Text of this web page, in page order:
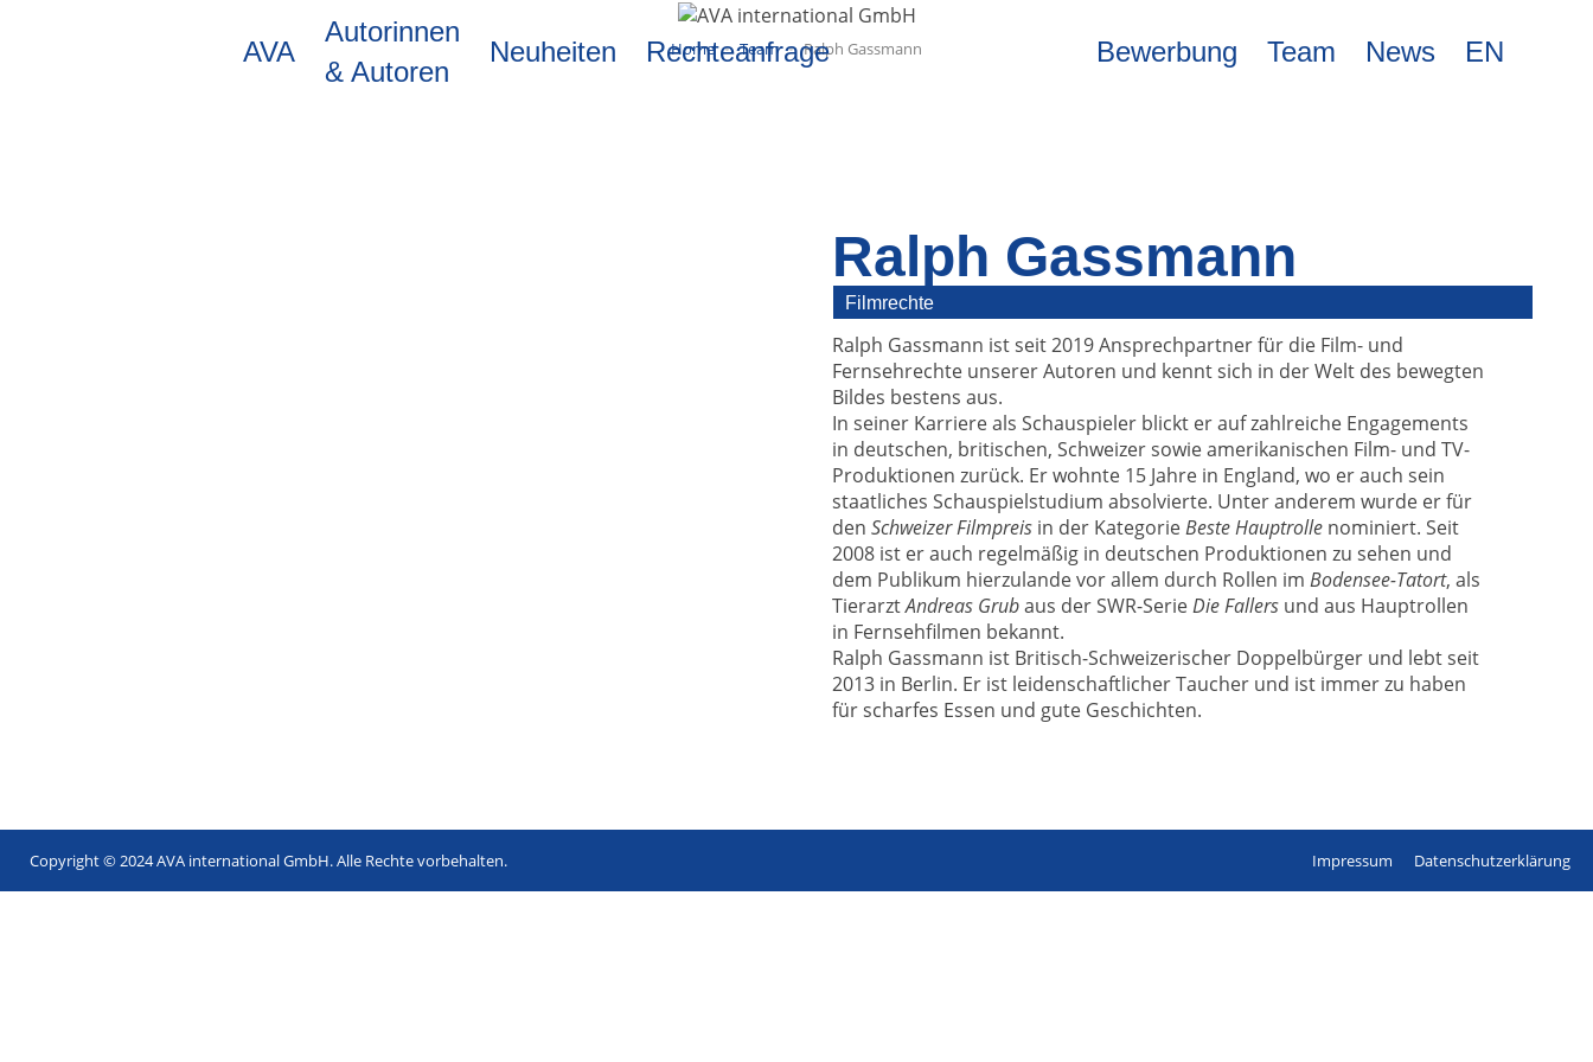
AVA
Autorinnen
& Autoren
Neuheiten Rechteanfrage Bewerbung Team News EN
Home Team Ralph Gassmann
Ralph Gassmann
Filmrechte
Ralph Gassmann ist seit 2019 Ansprechpartner für die Film- und
Fernsehrechte unserer Autoren und kennt sich in der Welt des bewegten
Bildes bestens aus.
In seiner Karriere als Schauspieler blickt er auf zahlreiche Engagements
in deutschen, britischen, Schweizer sowie amerikanischen Film- und TV-
Produktionen zurück. Er wohnte 15 Jahre in England, wo er auch sein
staatliches Schauspielstudium absolvierte. Unter anderem wurde er für
den Schweizer Filmpreis in der KategorieBeste Hauptrolle nominiert. Seit
2008 ist er auch regelmäßig in deutschen Produktionen zu sehen und
dem Publikum hierzulande vor allem durch Rollen im Bodensee-Tatort, als
TierarztAndreas Grubaus der SWR-SerieDie Fallers und aus Hauptrollen
in Fernsehfilmen bekannt.
Ralph Gassmann ist Britisch-Schweizerischer Doppelbürger und lebt seit
2013 in Berlin. Er ist leidenschaftlicher Taucher und ist immer zu haben
für scharfes Essen und gute Geschichten.
Copyright © 2024 AVA international GmbH. Alle Rechte vorbehalten.
Footer
Datenschutzerklärung
Impressum